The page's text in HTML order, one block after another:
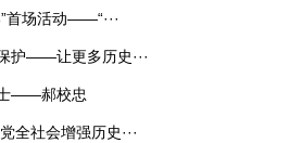
首场活动——“···
护——让更多历史···
——郝校忠
全社会增强历史···